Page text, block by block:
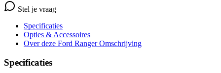
Stel je vraag
Specificaties
Opties & Accessoires
Over deze Ford Ranger Omschrijving
Specificaties